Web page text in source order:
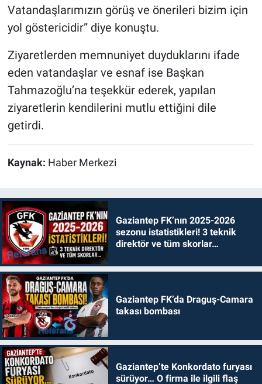
Vatandaşlarımızın görüş ve önerileri bizim için
yol göstericidir” diye konuştu.
Ziyaretlerden memnuniyet duyduklarını ifade
eden vatandaşlar ve esnaf ise Başkan
Tahmazoğlu’na teşekkür ederek, yapılan
ziyaretlerin kendilerini mutlu ettiğini dile
getirdi.
Kaynak: Haber Merkezi
Gaziantep FK’nın 2025-2026
sezonu istatistikleri! 3 teknik
direktör ve tüm skorlar…
Gaziantep FK’da Draguş-Camara
takası bombası
Gaziantep’te Konkordato furyası
sürüyor… O firma ile ilgili flaş